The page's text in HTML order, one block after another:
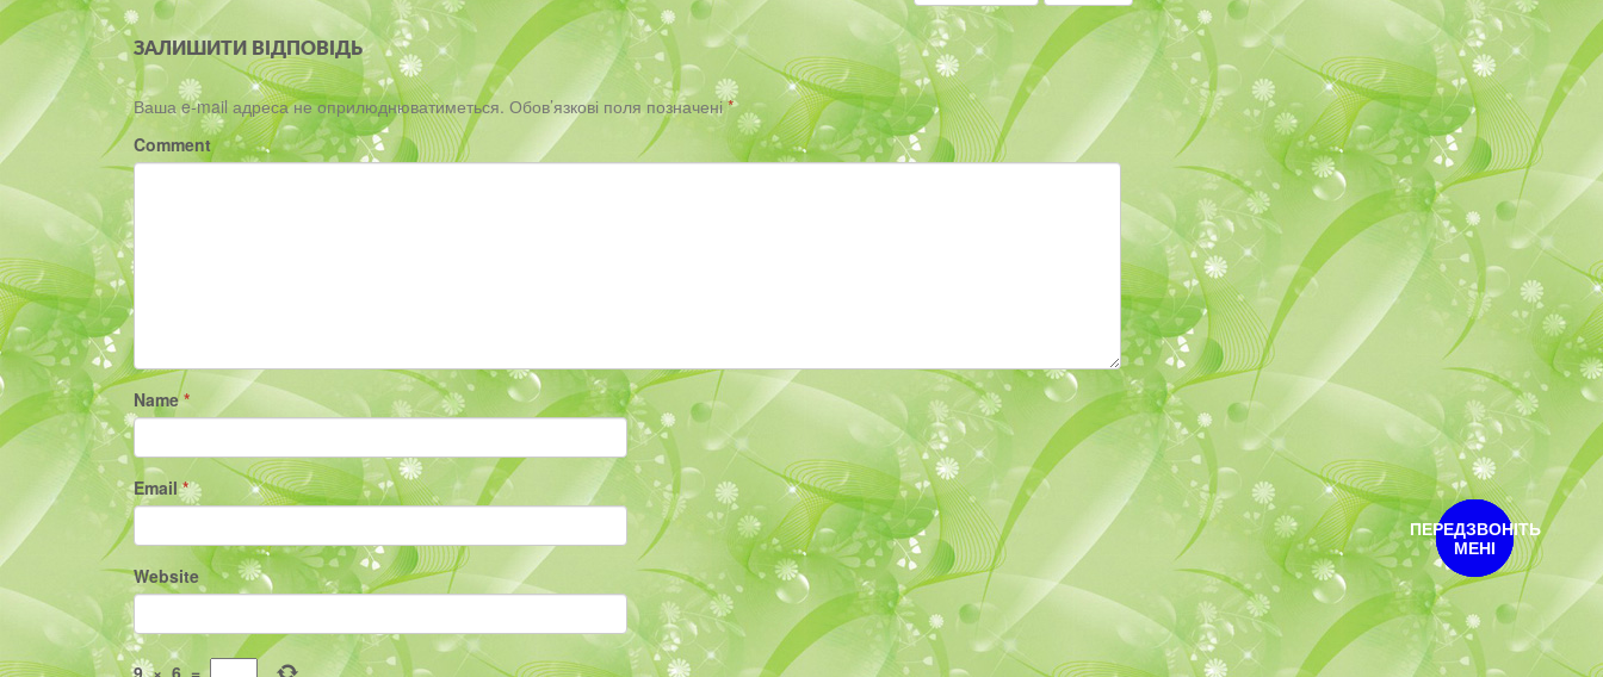
ЗАЛИШИТИ ВІДПОВІДЬ
Ваша e-mail адреса не оприлюднюватиметься. Обов’язкові поля позначені*
Comment
Name*
Email*
Website
ПЕРЕДЗВОНІТЬ
МЕНІ